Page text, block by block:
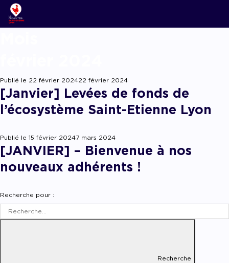
Les groupes
Agenda
Les appels
La Prépa
Offres
Panoramas
Publié le 22 février 202422 février 2024
[Janvier] Levées de fonds de
l’écosystème Saint-Etienne Lyon
Publié le 15 février 20247 mars 2024
[JANVIER] – Bienvenue à nos
nouveaux adhérents !
Recherche pour :
Recherche